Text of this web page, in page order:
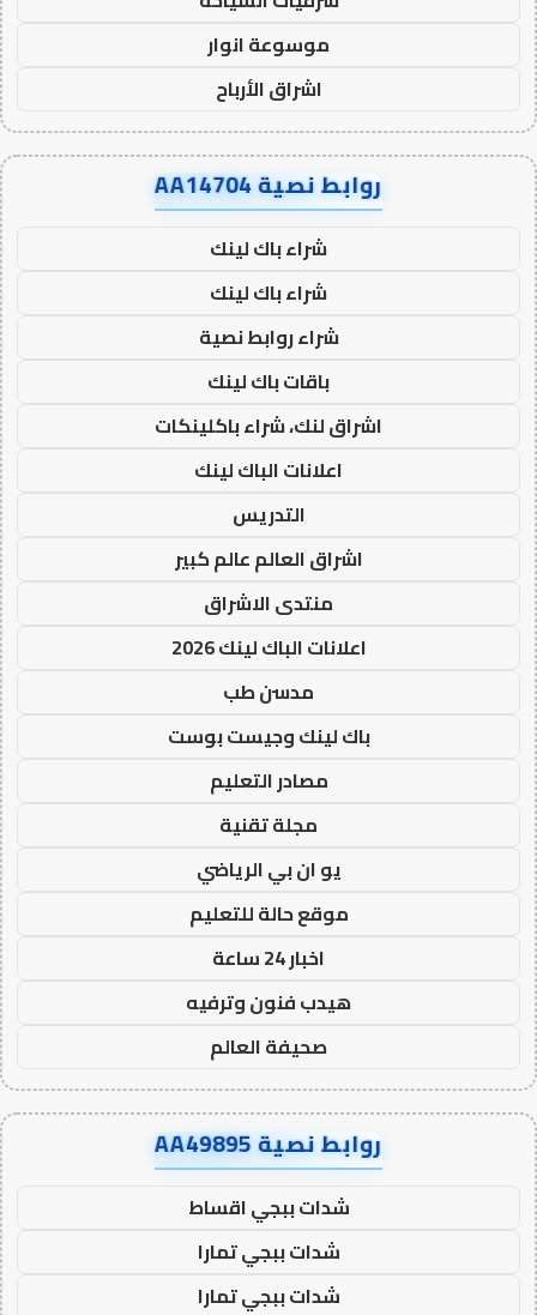
موسوعة انوار
اشراق الأرباح
روابط نصية AA14704
شراء باك لينك
شراء باك لينك
شراء روابط نصية
باقات باك لينك
اشراق لنك، شراء باكلينكات
اعلانات الباك لينك
التدريس
اشراق العالم عالم كبير
منتدى الاشراق
اعلانات الباك لينك 2026
مدسن طب
باك لينك وجيست بوست
مصادر التعليم
مجلة تقنية
يو ان بي الرياضي
موقع حالة للتعليم
اخبار 24 ساعة
هيدب فنون وترفيه
صحيفة العالم
روابط نصية AA49895
شدات ببجي اقساط
شدات ببجي تمارا
شدات ببجي تمارا